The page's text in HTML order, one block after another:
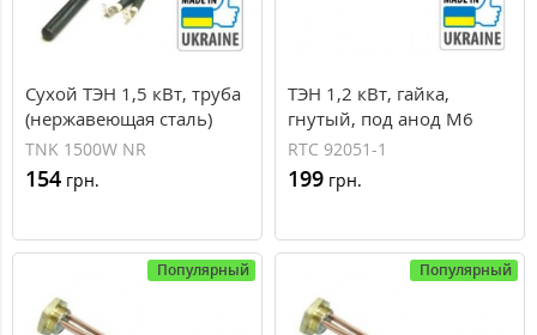
Сухой ТЭН 1,5 кВт, труба
(нержавеющая сталь)
TNK 1500W NR
154 грн.
ТЭН 1,2 кВт, гайка,
гнутый, под анод М6
RTC 92051-1
199 грн.
Популярный Популярный